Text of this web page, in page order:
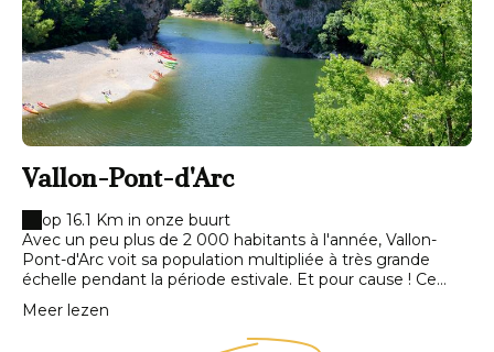
Vallon-Pont-d'Arc
op 16.1 Km in onze buurt
Avec un peu plus de 2 000 habitants à l'année, Vallon-
Pont-d'Arc voit sa population multipliée à très grande
échelle pendant la période estivale. Et pour cause ! Ce
village ardéchois recèle en effet de nombreuses richesses
naturelles, à commencer par l'emblématique arche du
Pont d'Arc , point de départ et passage obligé pour
Meer lezen